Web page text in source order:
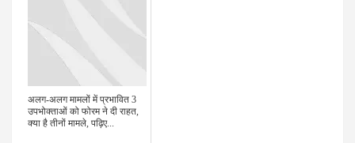
अलग-अलग मामलों में प्रभावित 3
उपभोक्ताओं को फोरम ने दी राहत,
क्या है तीनों मामले, पढ़िए...